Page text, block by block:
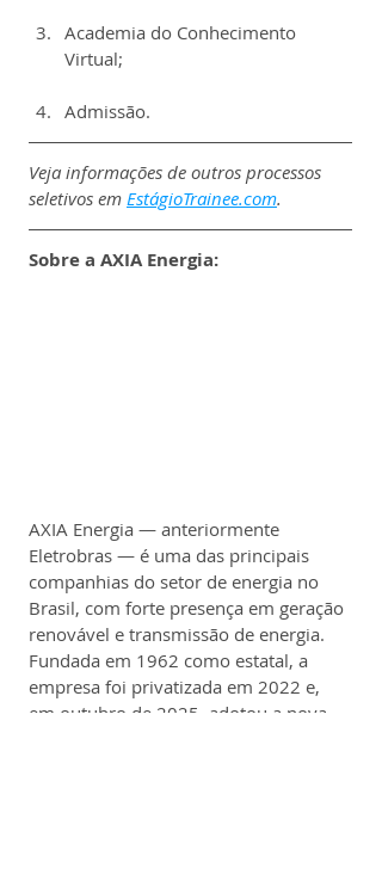
Academia do Conhecimento
Virtual;
Admissão.
Veja informações de outros processos
seletivos em EstágioTrainee.com.
Sobre a AXIA Energia:
AXIA Energia — anteriormente
Eletrobras — é uma das principais
companhias do setor de energia no
Brasil, com forte presença em geração
renovável e transmissão de energia.
Fundada em 1962 como estatal, a
empresa foi privatizada em 2022 e,
em outubro de 2025, adotou a nova